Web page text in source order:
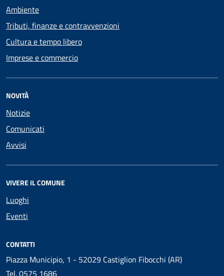
Ambiente
Tributi, finanze e contravvenzioni
Cultura e tempo libero
Imprese e commercio
NOVITÀ
Notizie
Comunicati
Avvisi
VIVERE IL COMUNE
Luoghi
Eventi
CONTATTI
Piazza Municipio, 1 - 52029 Castiglion Fibocchi (AR)
Tel.0575 1686